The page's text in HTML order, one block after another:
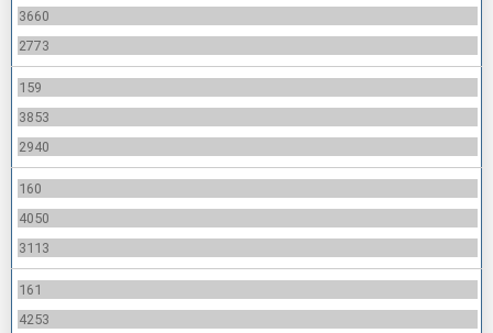
3660
2773
159
3853
2940
160
4050
3113
161
4253